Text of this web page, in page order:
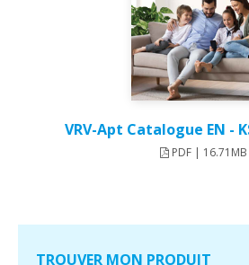
VRV-Apt Catalogue EN -
PDF | 16.71MB
TROUVER MON PRODUIT